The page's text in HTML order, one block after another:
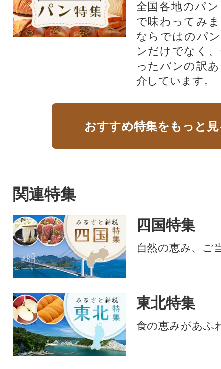
全国各地のパ
で味わってみ
ならではのパ
ンだけでなく
ったパンの訳
介しています。
おすすめ特集をもっと
関連特集
四国特集
自然の恵み、ご
東北特集
食の恵みがあふ